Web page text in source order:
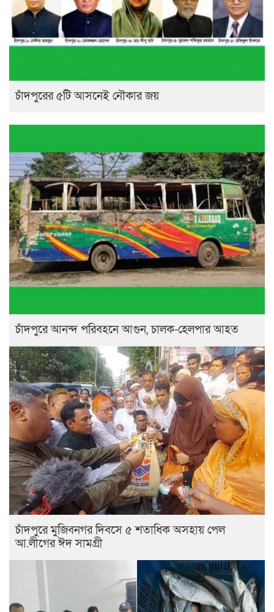
চাঁদপুরের ৫টি আসনেই নৌকার জয়
চাঁদপুরে আনন্দ পরিবহনে আগুন, চালক-হেলপার আহত
চাঁদপুরে মুজিবনগর দিবসে ৫ শতাধিক অসহায় পেল
আ.লীগের ঈদ সামগ্রী